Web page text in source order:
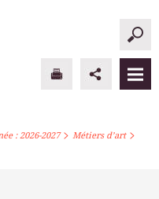
: 2026-2027> Métiers d’art>